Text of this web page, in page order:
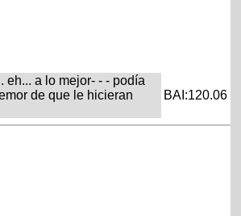
eh... a lo mejor- - - podía
de que le hicieran
BAI:120.06